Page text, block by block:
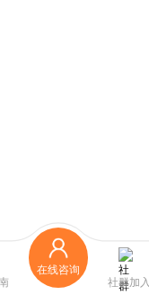
在线咨询
社群加入